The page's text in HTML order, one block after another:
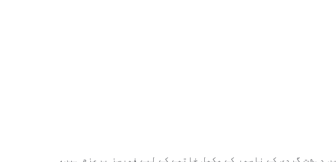
دہشت گردی کے ناسور کے مکمل خاتمے کے لیے فورسز پرعزم ہیں،